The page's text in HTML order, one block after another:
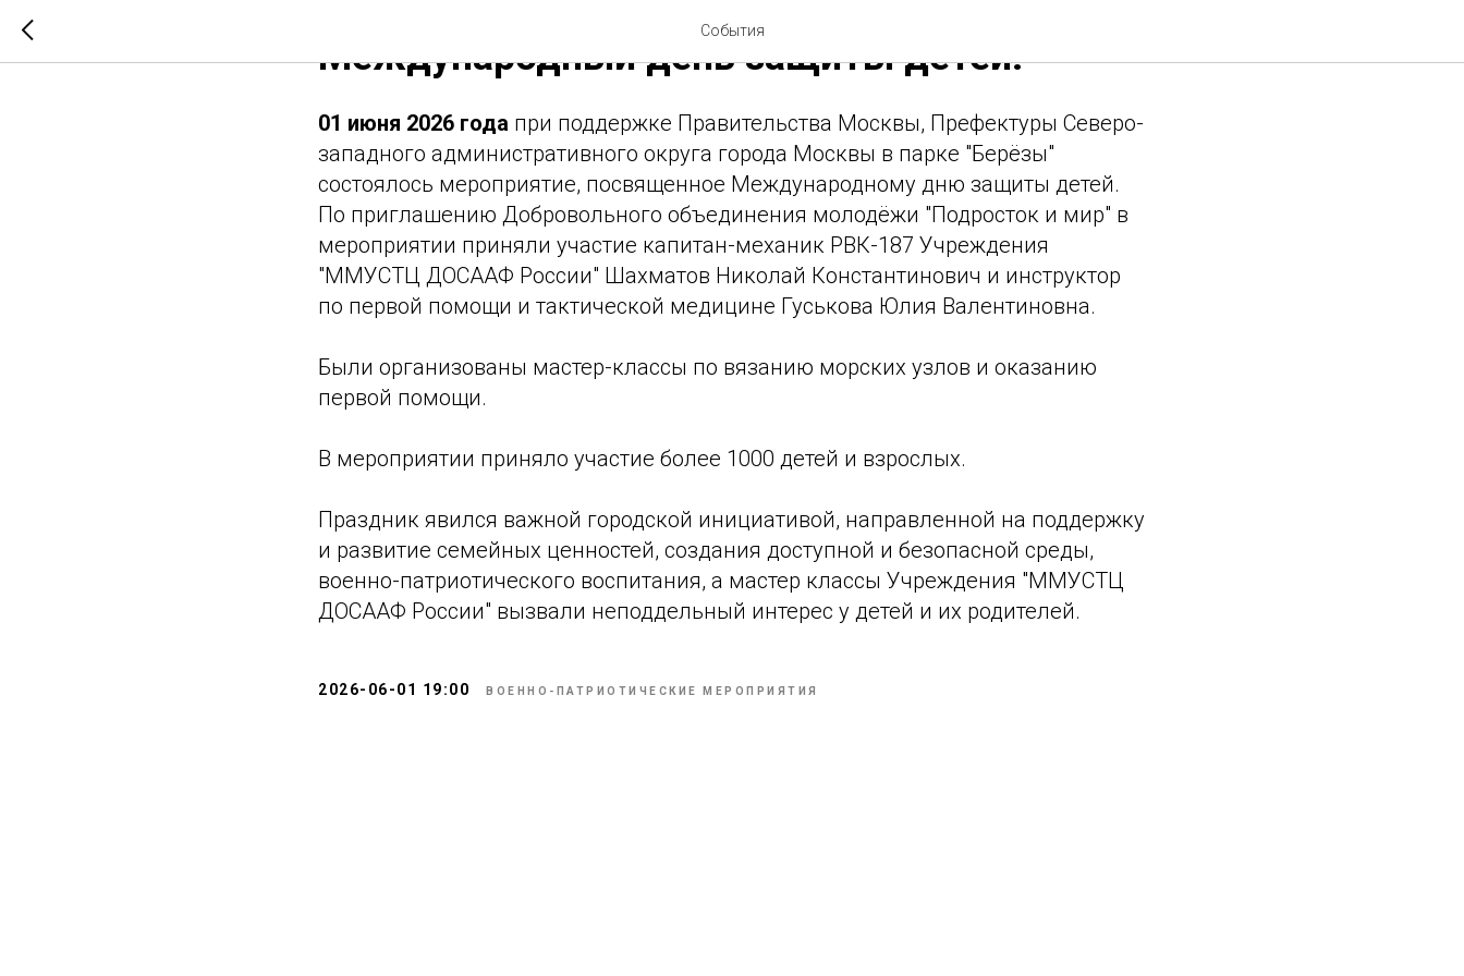
События
Международный день защиты детей!
01 июня 2026 года при поддержке Правительства Москвы, Префектуры Северо-
западного административного округа города Москвы в парке "Берёзы"
состоялось мероприятие, посвященное Международному дню защиты детей.
По приглашению Добровольного объединения молодёжи "Подросток и мир" в
мероприятии приняли участие капитан-механик РВК-187 Учреждения
"ММУСТЦ ДОСААФ России" Шахматов Николай Константинович и инструктор
по первой помощи и тактической медицине Гуськова Юлия Валентиновна.
Были организованы мастер-классы по вязанию морских узлов и оказанию
первой помощи.
В мероприятии приняло участие более 1000 детей и взрослых.
Праздник явился важной городской инициативой, направленной на поддержку
и развитие семейных ценностей, создания доступной и безопасной среды,
военно-патриотического воспитания, а мастер классы Учреждения "ММУСТЦ
ДОСААФ России" вызвали неподдельный интерес у детей и их родителей.
2026-06-01 19:00 ВОЕННО-ПАТРИОТИЧЕСКИЕ МЕРОПРИЯТИЯ